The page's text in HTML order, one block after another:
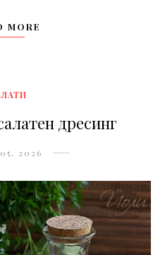
MORE
дресинг
2026